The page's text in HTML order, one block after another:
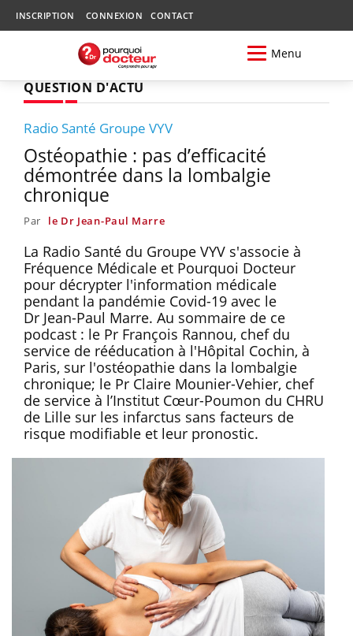
INSCRIPTION CONNEXION CONTACT
Menu
QUESTION D'ACTU
Radio Santé Groupe VYV
Ostéopathie : pas d’efficacité
démontrée dans la lombalgie
chronique
Par le Dr Jean-Paul Marre
La Radio Santé du Groupe VYV s'associe à
Fréquence Médicale et Pourquoi Docteur
pour décrypter l'information médicale
pendant la pandémie Covid-19 avec le
Dr Jean-Paul Marre. Au sommaire de ce
podcast : le Pr François Rannou, chef du
service de rééducation à l'Hôpital Cochin, à
Paris, sur l'ostéopathie dans la lombalgie
chronique; le Pr Claire Mounier-Vehier, chef
de service à l’Institut Cœur-Poumon du CHRU
de Lille sur les infarctus sans facteurs de
risque modifiable et leur pronostic.